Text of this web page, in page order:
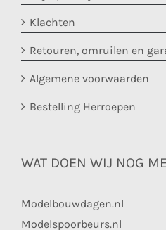
Klachten
Retouren, omruilen en
Algemene voorwaarden
Bestelling Herroepen
WAT DOEN WIJ NOG
Modelbouwdagen.nl
Modelspoorbeurs.nl